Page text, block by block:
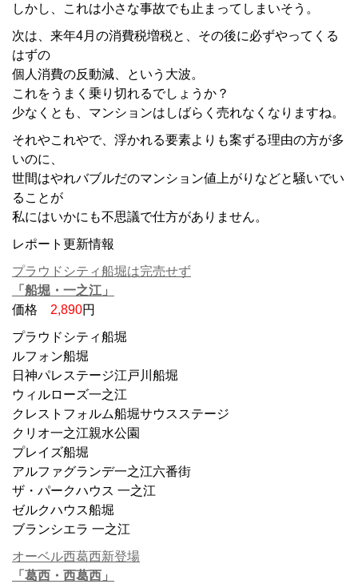
しかし、これは小さな事故でも止まってしまいそう。
次は、来年4月の消費税増税と、その後に必ずやってくる
はずの
個人消費の反動減、という大波。
これをうまく乗り切れるでしょうか？
少なくとも、マンションはしばらく売れなくなりますね。
それやこれやで、浮かれる要素よりも案ずる理由の方が多
いのに、
世間はやれバブルだのマンション値上がりなどと騒いでい
ることが
私にはいかにも不思議で仕方がありません。
レポート更新情報
プラウドシティ船堀は完売せず
「船堀・一之江」
価格 2,890円
プラウドシティ船堀
ルフォン船堀
日神パレステージ江戸川船堀
ウィルローズ一之江
クレストフォルム船堀サウスステージ
クリオ一之江親水公園
プレイズ船堀
アルファグランデ一之江六番街
ザ・パークハウス 一之江
ゼルクハウス船堀
ブランシエラ 一之江
オーベル西葛西新登場
「葛西・西葛西」